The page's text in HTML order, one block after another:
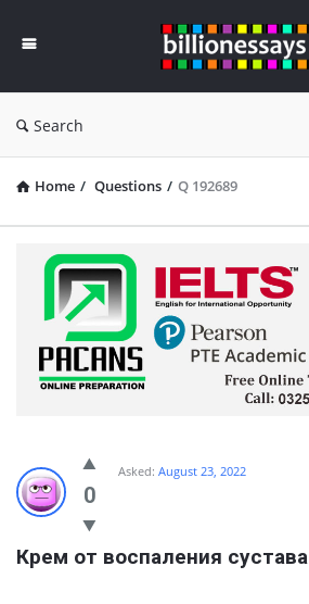
Essays
Search
Home / Questions / Q 192689
0
Asked: August 23, 2022
Крем от воспаления сустава